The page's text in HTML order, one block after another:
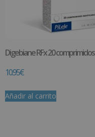
Digebiane RFx 20 comprimidos
10.95€
Añadir al carrito